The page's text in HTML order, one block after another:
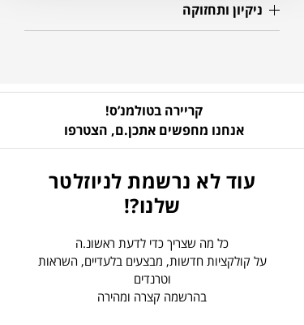
ניקיון ותחזוקה
קריירה בטולמנ’ס!
אנחנו מחפשים אתכן.ם, הצטרפו
עוד לא נרשמת לניוזלטר
שלנו?!
כל מה שצריך כדי לדעת ראשונ.ה
על קולקציות חדשות, מבצעים בלעדיים, השראות
וטרנדים
בהרשמה קצרה ומהירה